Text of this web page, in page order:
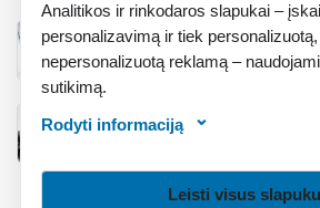
Atmintinė įsteigusiems
Atmintinė įsigijusiems įmonę
Analitikos ir rinkodaros slapukai –
personalizavimą ir tiek
nepersonalizuotą reklamą –
sutikimą.
Rodyti informaciją
Leisti visus